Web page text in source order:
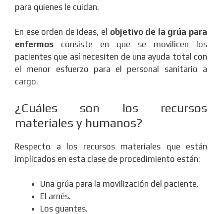
para quienes le cuidan.
En ese orden de ideas, el objetivo de la grúa para
enfermos consiste en que se movilicen los
pacientes que así necesiten de una ayuda total con
el menor esfuerzo para el personal sanitario a
cargo.
¿Cuáles son los recursos
materiales y humanos?
Respecto a los recursos materiales que están
implicados en esta clase de procedimiento están:
Una grúa para la movilización del paciente.
El arnés.
Los guantes.